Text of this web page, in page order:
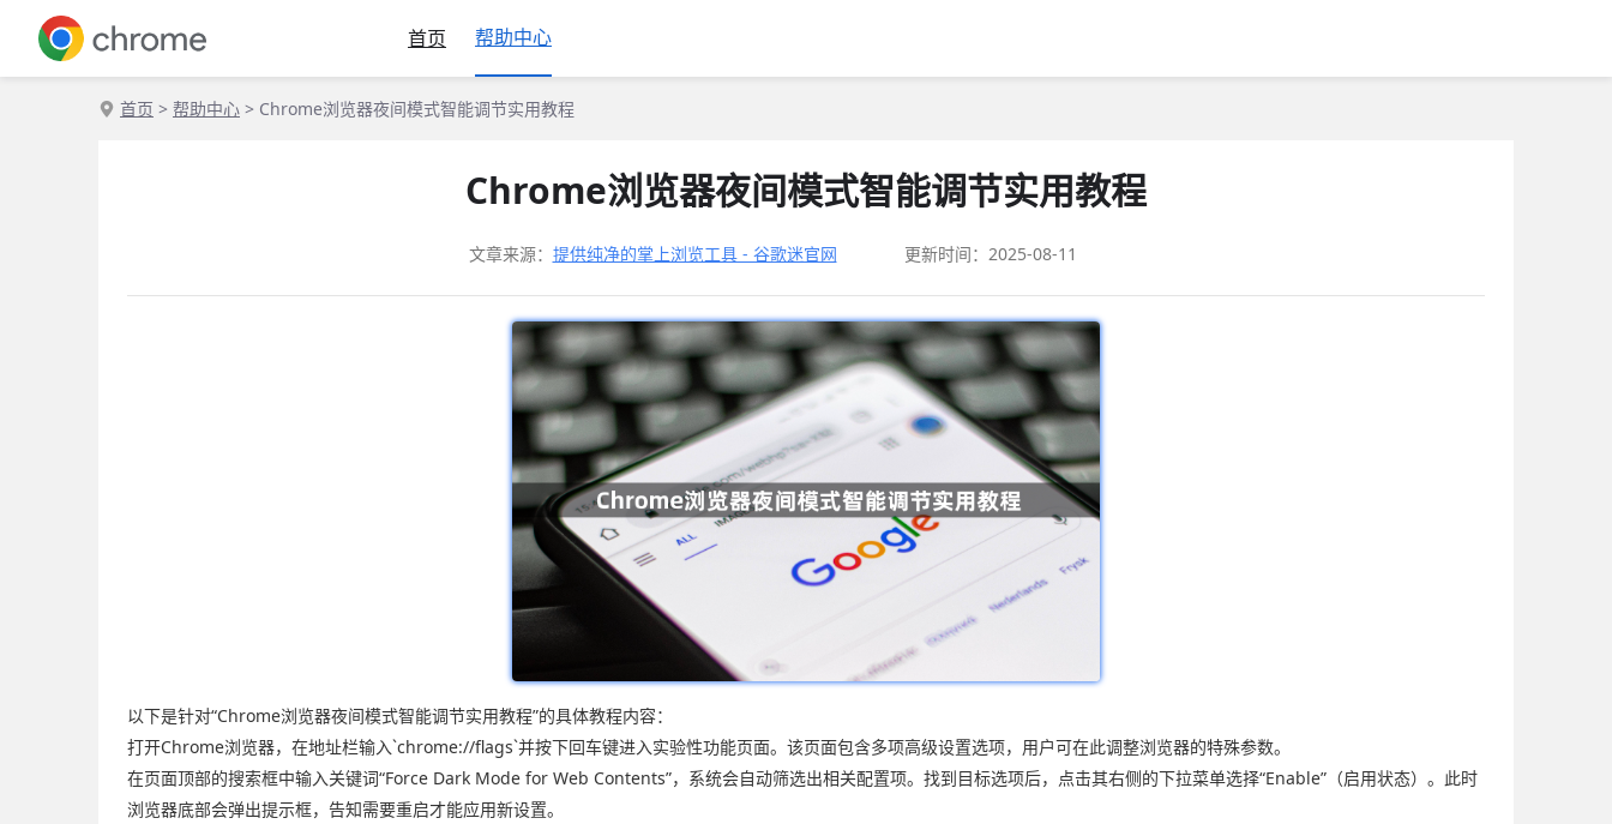
首页 帮助中心
首页 > 帮助中心 > Chrome浏览器夜间模式智能调节实用教程
Chrome浏览器夜间模式智能调节实用教程
文章来源： 提供纯净的掌上浏览工具 - 谷歌迷官网 更新时间：2025-08-11
以下是针对“Chrome浏览器夜间模式智能调节实用教程”的具体教程内容：
打开Chrome浏览器，在地址栏输入`chrome://flags`并按下回车键进入实验性功能页面。该页面包含多项高级设置选项，用户可在此调整浏览器的特殊参数。
在页面顶部的搜索框中输入关键词“Force Dark Mode for Web Contents”，系统会自动筛选出相关配置项。找到目标选项后，点击其右侧的下拉菜单选择“Enable”（启用状态）。此时
浏览器底部会弹出提示框，告知需要重启才能应用新设置。